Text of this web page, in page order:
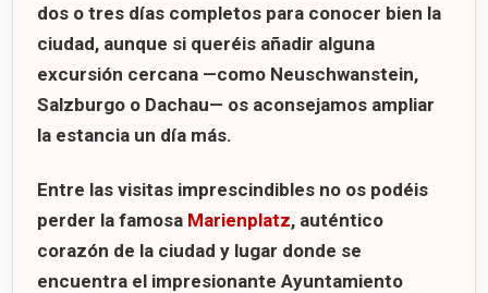
dos o tres días completos para conocer bien la
ciudad, aunque si queréis añadir alguna
excursión cercana —como Neuschwanstein,
Salzburgo o Dachau— os aconsejamos ampliar
la estancia un día más.
Entre las visitas imprescindibles no os podéis
perder la famosa Marienplatz, auténtico
corazón de la ciudad y lugar donde se
encuentra el impresionante Ayuntamiento